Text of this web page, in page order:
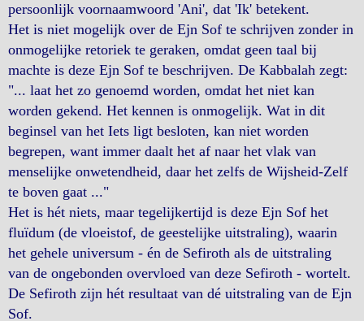
persoonlijk voornaamwoord 'Ani', dat 'Ik' betekent.
Het is niet mogelijk over de Ejn Sof te schrijven zonder in
onmogelijke retoriek te geraken, omdat geen taal bij
machte is deze Ejn Sof te beschrijven. De Kabbalah zegt:
"... laat het zo genoemd worden, omdat het niet kan
worden gekend. Het kennen is onmogelijk. Wat in dit
beginsel van het Iets ligt besloten, kan niet worden
begrepen, want immer daalt het af naar het vlak van
menselijke onwetendheid, daar het zelfs de Wijsheid-Zelf
te boven gaat ..."
Het is hét niets, maar tegelijkertijd is deze Ejn Sof het
fluïdum (de vloeistof, de geestelijke uitstraling), waarin
het gehele universum - én de Sefiroth als de uitstraling
van de ongebonden overvloed van deze Sefiroth - wortelt.
De Sefiroth zijn hét resultaat van dé uitstraling van de Ejn
Sof.